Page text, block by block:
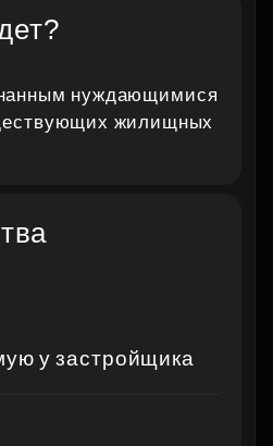
жилищных
на покупку,
жилья
нуждающимися
жилищных
у застройщика